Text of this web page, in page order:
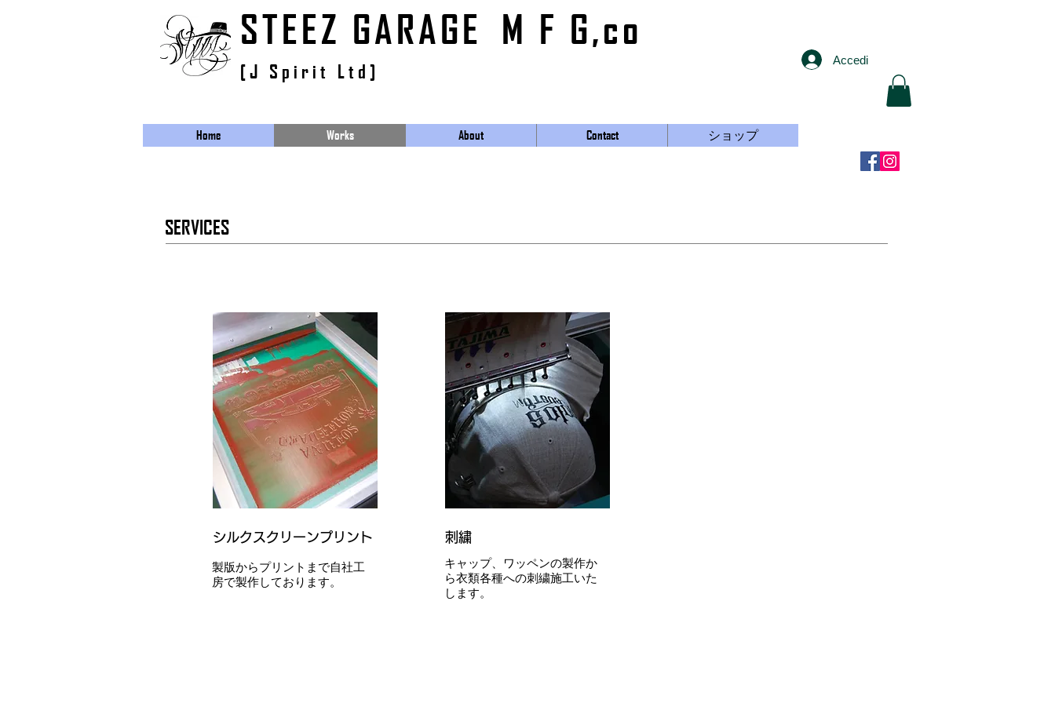
​STEEZ GARAGE M F G,co
[J Spirit Ltd] Accedi
Home Works About Contact ショップ
SERVICES
​シルクスクリーンプリント
製版からプリントまで自社工
房で製作しております。
刺繍
​キャップ、ワッペンの製作か
ら衣類各種への刺繍施工いた
します。